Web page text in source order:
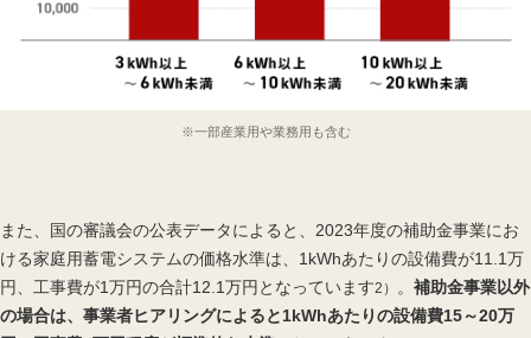
※一部産業用や業務用も含む
また、国の審議会の公表データによると、2023年度の補助金事業にお
ける家庭用蓄電システムの価格水準は、1kWhあたりの設備費が11.1万
円、工事費が1万円の合計12.1万円となっています2） 。 補助金事業以外
の場合は、事業者ヒアリングによると1kWhあたりの設備費15～20万